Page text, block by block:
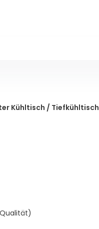
Kühltisch / Tiefkühltisch